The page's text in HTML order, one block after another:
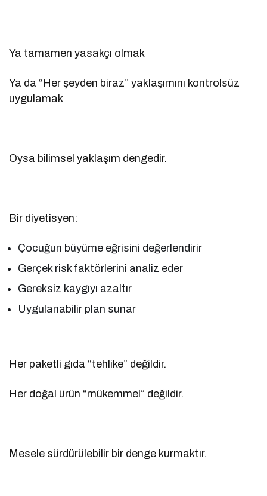
Ya tamamen yasakçı olmak
Ya da “Her şeyden biraz” yaklaşımını kontrolsüz
uygulamak
Oysa bilimsel yaklaşım dengedir.
Bir diyetisyen:
Çocuğun büyüme eğrisini değerlendirir
Gerçek risk faktörlerini analiz eder
Gereksiz kaygıyı azaltır
Uygulanabilir plan sunar
Her paketli gıda “tehlike” değildir.
Her doğal ürün “mükemmel” değildir.
Mesele sürdürülebilir bir denge kurmaktır.